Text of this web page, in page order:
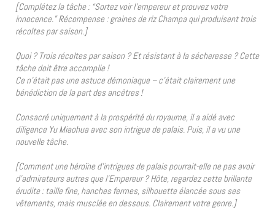
[Complétez la tâche : “Sortez voir l’empereur et prouvez votre
innocence.” Récompense : graines de riz Champa qui produisent trois
récoltes par saison.]
Quoi ? Trois récoltes par saison ? Et résistant à la sécheresse ? Cette
tâche doit être accomplie !
Ce n’était pas une astuce démoniaque – c’était clairement une
bénédiction de la part des ancêtres !
Consacré uniquement à la prospérité du royaume, il a aidé avec
diligence Yu Miaohua avec son intrigue de palais. Puis, il a vu une
nouvelle tâche.
[Comment une héroïne d’intrigues de palais pourrait-elle ne pas avoir
d’admirateurs autres que l’Empereur ? Hôte, regardez cette brillante
érudite : taille fine, hanches fermes, silhouette élancée sous ses
vêtements, mais musclée en dessous. Clairement votre genre.]